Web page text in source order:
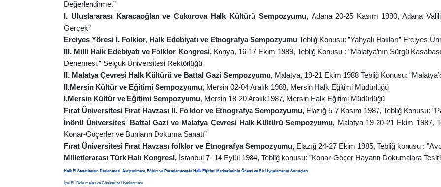
Değerlendirme.”
I. Uluslararası Karacaoğlan ve Çukurova Halk Kültürü Sempozyumu, Adana 20-25 Kasım 1990, Adana
Gerçek”
Erciyes Yöresi I. Folklor, Halk Edebiyatı ve Etnografya Sempozyumu Tebliğ Konusu: ”Yahyalı Halıları” Erciyes
III. Milli Halk Edebiyatı ve Folklor Kongresi, Konya, 16-17 Ekim 1989, Tebliğ Konusu : ”Malatya’nın Sürgü
Denemesi.” Selçuk Üniversitesi Rektörlüğü
II. Malatya Çevresi Halk Kültürü ve Battal Gazi Sempozyumu, Malatya, 19-21 Ekim 1988 Tebliğ Konusu:
II.Mersin Kültür ve Eğitimi Sempozyumu, Mersin 02-04 Aralık 1988, Mersin Halk Eğitimi Müdürlüğü
I.Mersin Kültür ve Eğitimi Sempozyumu, Mersin 18-20 Aralık1987, Mersin Halk Eğitimi Müdürlüğü
Fırat Üniversitesi Fırat Havzası II. Folklor ve Etnografya Sempozyumu, Elazığ 5-7 Kasım 1987, Tebliğ Konusu:
İnönü Üniversitesi Battal Gazi ve Malatya Çevresi Halk Kültürü Sempozyumu, Malatya 19-20-21 Ekim 1987,
Konar-Göçerler ve Bunların Dokuma Sanatı”
Fırat Üniversitesi Fırat Havzası folklor ve Etnografya Sempozyumu, Elazığ 24-27 Ekim 1985, Tebliğ konusu :
Milletlerarası Türk Halı Kongresi, İstanbul 7- 14 Eylül 1984, Tebliğ konusu: ”Konar-Göçer Hayatın Dokumalara
Halk El Sanatlarının Derlenmesi, Araştırılması, Eğitim ve Pazarlamasında Halk Eğitimi Merkezlerinin Önemi ve Bir Uygulamanın Sonuçları
İçel EL Dokumaları ve Günümüze Uyarlanması